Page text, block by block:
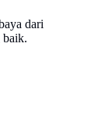
dari
baik.